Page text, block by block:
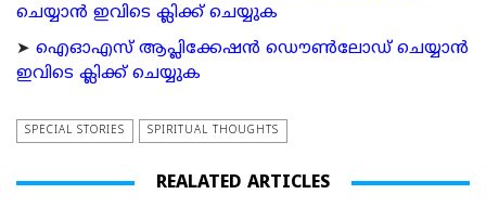
ചെയ്യാന്‍ ഇവിടെ ക്ലിക്ക് ചെയ്യുക
➤ ഐഓഎസ് ആപ്ലിക്കേഷന്‍ ഡൌണ്‍ലോഡ് ചെയ്യാന്‍
ഇവിടെ ക്ലിക്ക് ചെയ്യുക
SPECIAL STORIES SPIRITUAL THOUGHTS
REALATED ARTICLES